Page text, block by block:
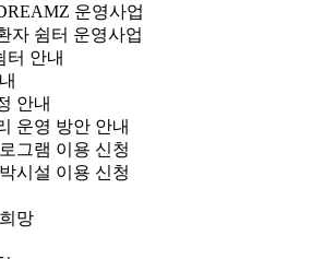
운영사업
자 쉼터 운영사업
터 안내
안내
운영 방안 안내
그램 이용 신청
시설 이용 신청
망